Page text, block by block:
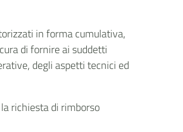
in forma cumulativa,
di fornire ai suddetti
degli aspetti tecnici ed
richiesta di rimborso